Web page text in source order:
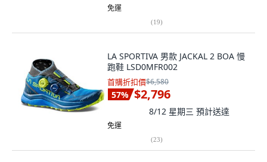
免運
(19)
LA SPORTIVA 男款 JACKAL 2 BOA 慢
跑鞋 LSD0MFR002
首購折扣價$6,580
57% $2,796
8/12 星期三 預計送達
免運
(23)